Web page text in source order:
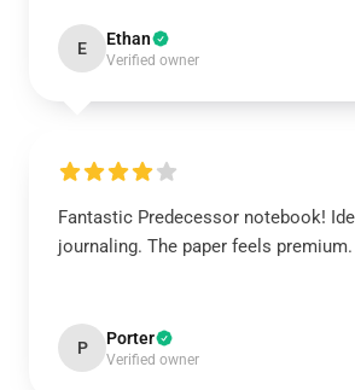
E Ethan
Verified owner
Fantastic Predecessor notebook!
journaling. The paper feels premium.
P Porter
Verified owner